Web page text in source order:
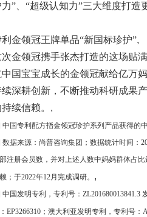
”、“超级认知力”三大维度打造
金领冠王牌单品“新国标珍护”,
次金领冠携手张杰打造的这场贴
中国宝宝成长的金领冠献给亿万
续深耕创新，不断推动科研成果
续信赖。 ,
中国专利配方指金领冠珍护系列产品获得的
数据来源：尚普咨询集团；数据统计时间：
注册会员数，并对上述人数中妈妈群体占
；于2022年12月完成调研。 ,
中国发明专利，专利号：
EP3266310；澳大利亚发明专利，专利号：